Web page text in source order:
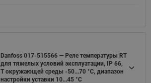
Danfoss 017-515566 — Реле температуры RT
для тяжелых условий эксплуатации, IP 66,
T окружающей среды -50...70 °C, диапазон
настройки уставки 10...45 °C